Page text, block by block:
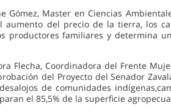
Gómez, Master en Ciencias
aumento del precio de la tierra, los
productores familiares y determina
Flecha, Coordinadora del Frente
del Proyecto del Senador
de comunidades
el 85,5% de la superficie